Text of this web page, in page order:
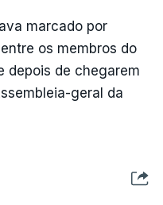
marcado por
os membros do
depois de chegarem
geral da